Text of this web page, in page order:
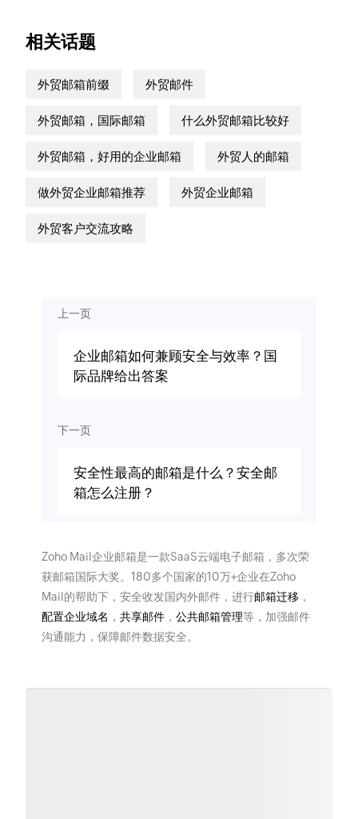
相关话题
外贸邮箱前缀 外贸邮件
外贸邮箱，国际邮箱 什么外贸邮箱比较好
外贸邮箱，好用的企业邮箱 外贸人的邮箱
做外贸企业邮箱推荐 外贸企业邮箱
外贸客户交流攻略
上一页
企业邮箱如何兼顾安全与效率？国
际品牌给出答案
下一页
安全性最高的邮箱是什么？安全邮
箱怎么注册？
Zoho Mail企业邮箱是一款SaaS云端电子邮箱，多次荣
获邮箱国际大奖。180多个国家的10万+企业在Zoho
Mail的帮助下，安全收发国内外邮件，进行邮箱迁移 ，
配置企业域名 ， 共享邮件， 公共邮箱管理等，加强邮件
沟通能力，保障邮件数据安全。